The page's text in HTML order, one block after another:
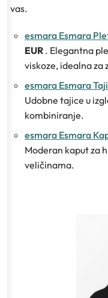
vas.
esmara Esmara
EUR . Elegantna
viskoze, idealna za
esmara Esmara
Udobne tajice u
kombiniranje.
esmara Esmara
Moderan kaput za
veličinama.